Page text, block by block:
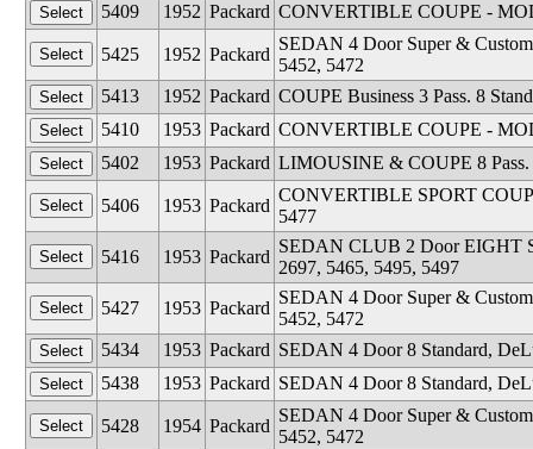
5409
1952 Packard CONVERTIBLE COUPE -
5425 1952 Packard
SEDAN 4 Door Super &
5452, 5472
5413
1952 Packard COUPE Business 3 Pass. 8
5410
1953 Packard CONVERTIBLE COUPE -
5402
1953 Packard LIMOUSINE & COUPE 8 Pass.
5406 1953 Packard
CONVERTIBLE SPORT
5477
5416
1953 Packard
SEDAN CLUB 2 Door EIGHT
2697, 5465, 5495, 5497
5427
1953 Packard
SEDAN 4 Door Super &
5452, 5472
5434
1953 Packard SEDAN 4 Door 8 Standard,
5438
1953 Packard SEDAN 4 Door 8 Standard,
5428 1954 Packard
SEDAN 4 Door Super &
5452, 5472